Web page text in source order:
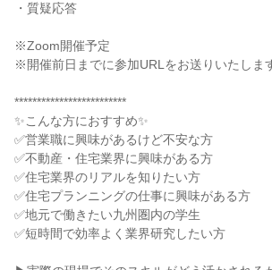
・質疑応答
※Zoom開催予定
※開催前日までに参加URLをお送りいたしま
*************************
✨こんな方におすすめ✨
✅営業職に興味があるけど不安な方
✅不動産・住宅業界に興味がある方
✅住宅業界のリアルを知りたい方
✅住宅プランニングの仕事に興味がある方
✅地元で働きたい九州圏内の学生
✅短時間で効率よく業界研究したい方